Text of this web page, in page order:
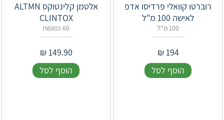
רוברטו קוואלי פרדיסו אדפ
לאישה 100 מ"ל
100 מ"ל
194
₪
הוסף לסל
אלטמן קלינטוקס ALTMN
CLINTOX
60 כמוסות
149.90
₪
הוסף לסל